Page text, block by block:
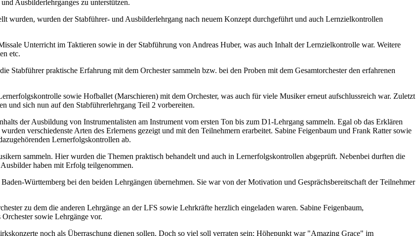
Ausbilderlehrganges zu unterstützen.
wurden, wurden der Stabführer- und Ausbilderlehrgang nach neuem Konzept durchgeführt und auch Lernzielkontrollen
Unterricht im Taktieren sowie in der Stabführung von Andreas Huber, was auch Inhalt der Lernzielkontrolle war. Weitere
etc.
Stabführer praktische Erfahrung mit dem Orchester sammeln bzw. bei den Proben mit dem Gesamtorchester den erfahrenen
sowie Hofballet (Marschieren) mit dem Orchester, was auch für viele Musiker erneut aufschlussreich war. Zuletzt
und sich nun auf den Stabführerlehrgang Teil 2 vorbereiten.
der Ausbildung von Instrumentalisten am Instrument vom ersten Ton bis zum D1-Lehrgang sammeln. Egal ob das Erklären
verschiedenste Arten des Erlernens gezeigt und mit den Teilnehmern erarbeitet. Sabine Feigenbaum und Frank Ratter sowie
Lernerfolgskontrollen ab.
sammeln. Hier wurden die Themen praktisch behandelt und auch in Lernerfolgskontrollen abgeprüft. Nebenbei durften die
haben mit Erfolg teilgenommen.
Württemberg bei den beiden Lehrgängen übernehmen. Sie war von der Motivation und Gesprächsbereitschaft der Teilnehmer
zu dem die anderen Lehrgänge an der LFS sowie Lehrkräfte herzlich eingeladen waren. Sabine Feigenbaum,
sowie Lehrgänge vor.
noch als Überraschung dienen sollen. Doch so viel soll verraten sein: Höhepunkt war "Amazing Grace" im